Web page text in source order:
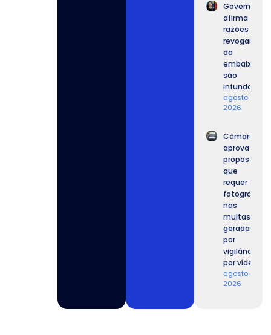
Governo
afirma que
razões para
revogar
da
são
infundadas.
agosto 5,
2026
Câmara
aprova
proposta
que
requer
fotografia
nas
multas
geradas
por
vigilância
por vídeo.
agosto 4,
2026